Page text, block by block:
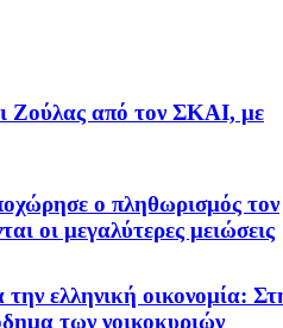
Ζούλας από τον ΣΚΑΙ, με
ο πληθωρισμός τον
οι μεγαλύτερες μειώσεις
ελληνική οικονομία:
των νοικοκυριών